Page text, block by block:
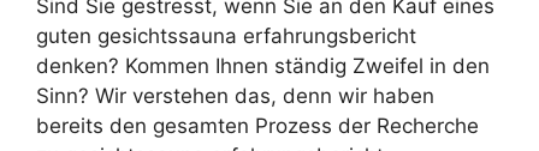
Sind Sie gestresst, wenn Sie an den Kauf eines
guten gesichtssauna erfahrungsbericht
denken? Kommen Ihnen ständig Zweifel in den
Sinn? Wir verstehen das, denn wir haben
bereits den gesamten Prozess der Recherche